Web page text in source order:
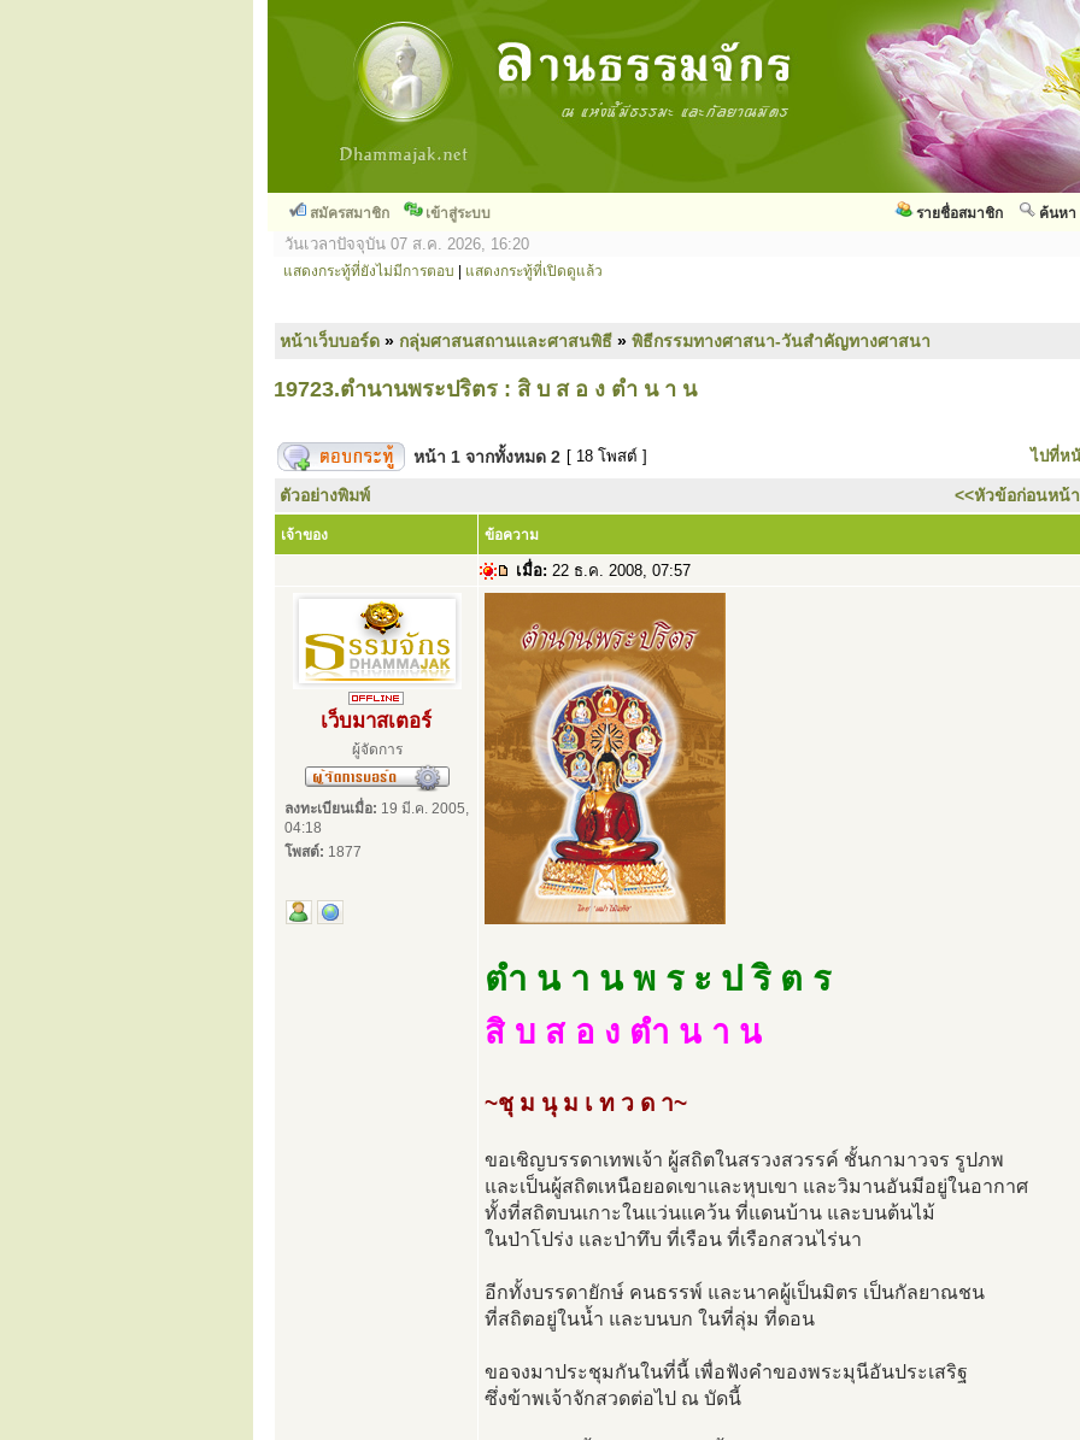
สมัครสมาชิก เข้าสู่ระบบ ค้นหา
รายชื่อสมาชิก
วันเวลาปัจจุบัน 07 ส.ค. 2026, 16:20
แสดงกระทู้ที่ยังไม่มีการตอบ แสดงกระทู้ที่เปิดดูแล้ว
หน้าเว็บบอร์ด » กลุ่มศาสนสถานและศาสนพิธี » พิธีกรรมทางศาสนา-วันสำคัญทางศาสนา
19723.ตำนานพระปริตร : สิ บ ส อ ง ตำ น า น
หน้า 1 จากทั้งหมด 2 [ 18 โพสต์ ] ไปที่ห
ตัวอย่างพิมพ์ <<หัวข้อก่อนหน้า
เจ้าของ ข้อความ
เมื่อ: 22 ธ.ค. 2008, 07:57
เว็บมาสเตอร์
ผู้จัดการ
ลงทะเบียนเมื่อ: 19 มี.ค. 2005,
04:18
โพสต์: 1877
ตำ น า น พ ร ะ ป ริ ต ร
สิ บ ส อ ง ตำ น า น
~ชุ ม นุ ม เ ท ว ด า~
ขอเชิญบรรดาเทพเจ้า ผู้สถิตในสรวงสวรรค์ ชั้นกามาวจร รูปภพ
และเป็นผู้สถิตเหนือยอดเขาและหุบเขา และวิมานอันมีอยู่ในอากาศ
ทั้งที่สถิตบนเกาะในแว่นแคว้น ที่แดนบ้าน และบนต้นไม้
ในป่าโปร่ง และป่าทึบ ที่เรือน ที่เรือกสวนไร่นา
อีกทั้งบรรดายักษ์ คนธรรพ์ และนาคผู้เป็นมิตร เป็นกัลยาณชน
ที่สถิตอยู่ในน้ำ และบนบก ในที่ลุ่ม ที่ดอน
ขอจงมาประชุมกันในที่นี้ เพื่อฟังคำของพระมุนีอันประเสริฐ
ซึ่งข้าพเจ้าจักสวดต่อไป ณ บัดนี้